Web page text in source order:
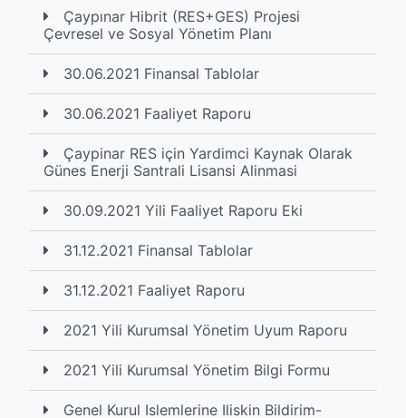
Çaypınar Hibrit (RES+GES) Projesi
Çevresel ve Sosyal Yönetim Planı
30.06.2021 Finansal Tablolar
30.06.2021 Faaliyet Raporu
Çaypinar RES için Yardimci Kaynak Olarak
Günes Enerji Santrali Lisansi Alinmasi
30.09.2021 Yili Faaliyet Raporu Eki
31.12.2021 Finansal Tablolar
31.12.2021 Faaliyet Raporu
2021 Yili Kurumsal Yönetim Uyum Raporu
2021 Yili Kurumsal Yönetim Bilgi Formu
Genel Kurul Islemlerine Iliskin Bildirim-